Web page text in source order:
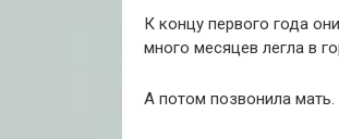
К концу первого года
много месяцев легла в
А потом позвонила мать.